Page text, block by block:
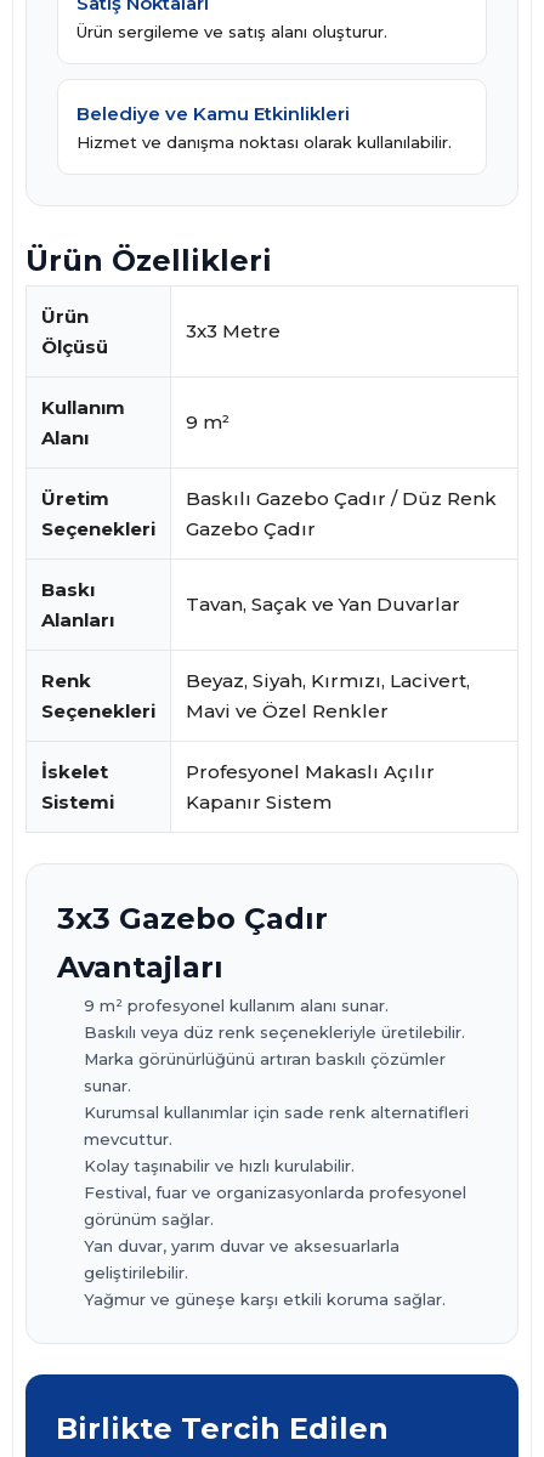
Ürün sergileme ve satış alanı oluşturur.
Belediye ve Kamu Etkinlikleri
Hizmet ve danışma noktası olarak kullanılabilir.
Ürün Özellikleri
Ürün
Ölçüsü
3x3 Metre
Kullanım
Alanı
9 m²
Üretim
Seçenekleri
Baskılı Gazebo Çadır / Düz Renk
Gazebo Çadır
Baskı
Alanları
Tavan, Saçak ve Yan Duvarlar
Renk
Seçenekleri
Beyaz, Siyah, Kırmızı, Lacivert,
Mavi ve Özel Renkler
İskelet
Sistemi
Profesyonel Makaslı Açılır
Kapanır Sistem
3x3 Gazebo Çadır
Avantajları
9 m² profesyonel kullanım alanı sunar.
Baskılı veya düz renk seçenekleriyle üretilebilir.
Marka görünürlüğünü artıran baskılı çözümler
sunar.
Kurumsal kullanımlar için sade renk alternatifleri
mevcuttur.
Kolay taşınabilir ve hızlı kurulabilir.
Festival, fuar ve organizasyonlarda profesyonel
görünüm sağlar.
Yan duvar, yarım duvar ve aksesuarlarla
geliştirilebilir.
Yağmur ve güneşe karşı etkili koruma sağlar.
Birlikte Tercih Edilen